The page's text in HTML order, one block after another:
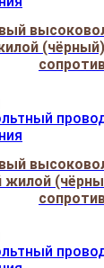
жилой